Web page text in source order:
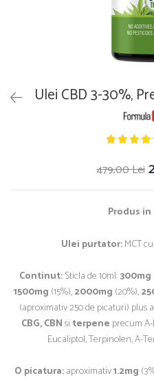
Ulei CBD 3-30%,
479,00 Lei
Produs in
Ulei purtator:MCT
Continut:Sticla de 10ml:300mg
1500mg (15%),2000mg (20%),
(aproximativ 250 de picaturi)
CBG, CBNsi terpene precum
Eucaliptol, Terpinolen, A-
O picatura:aproximativ1.2mg